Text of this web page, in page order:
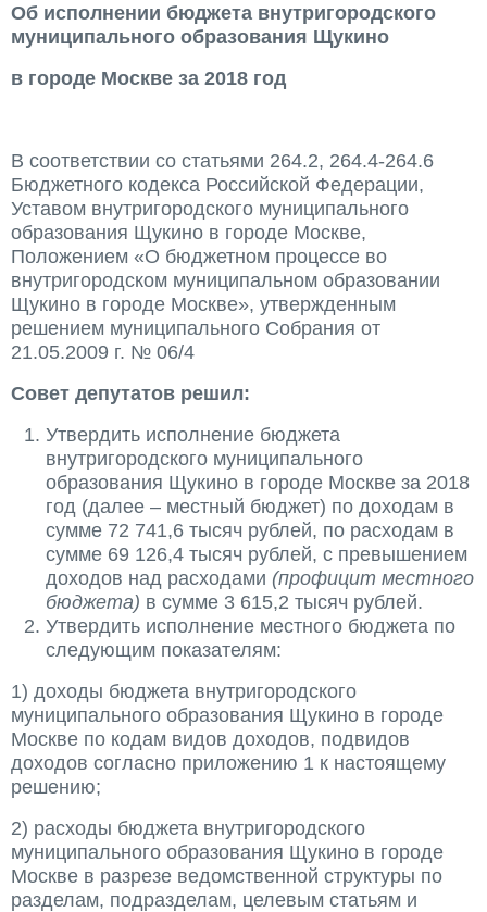
Об исполнении бюджета внутригородского
муниципального образования Щукино
в городе Москве за 2018 год
В соответствии со статьями 264.2, 264.4-264.6
Бюджетного кодекса Российской Федерации,
Уставом внутригородского муниципального
образования Щукино в городе Москве,
Положением «О бюджетном процессе во
внутригородском муниципальном образовании
Щукино в городе Москве», утвержденным
решением муниципального Собрания от
21.05.2009 г. № 06/4
Совет депутатов решил:
Утвердить исполнение бюджета
внутригородского муниципального
образования Щукино в городе Москве за 2018
год (далее – местный бюджет) по доходам в
сумме 72 741,6 тысяч рублей, по расходам в
сумме 69 126,4 тысяч рублей, с превышением
доходов над расходами (профицит местного
бюджета) в сумме 3 615,2 тысяч рублей.
Утвердить исполнение местного бюджета по
следующим показателям:
1) доходы бюджета внутригородского
муниципального образования Щукино в городе
Москве по кодам видов доходов, подвидов
доходов согласно приложению 1 к настоящему
решению;
2) расходы бюджета внутригородского
муниципального образования Щукино в городе
Москве в разрезе ведомственной структуры по
разделам, подразделам, целевым статьям и